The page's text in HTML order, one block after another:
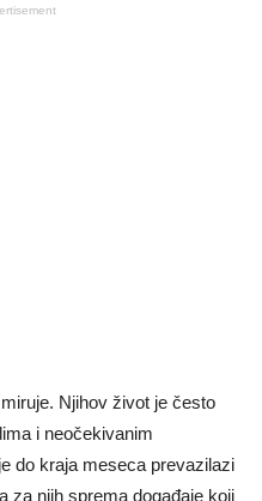
Njihov život je često
i neočekivanim
do kraja meseca prevazilazi
za njih sprema događaje koji